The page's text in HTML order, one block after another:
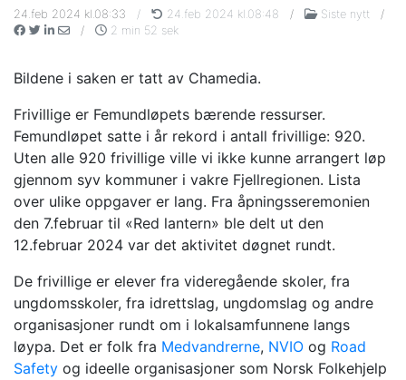
24.feb 2024 kl.08:33 / 24.feb 2024 kl.08:48 / Siste nytt
/
/
2 min 52 sek
Bildene i saken er tatt av Chamedia.
Frivillige er Femundløpets bærende ressurser.
Femundløpet satte i år rekord i antall frivillige: 920.
Uten alle 920 frivillige ville vi ikke kunne arrangert løp
gjennom syv kommuner i vakre Fjellregionen. Lista
over ulike oppgaver er lang. Fra åpningsseremonien
den 7.februar til «Red lantern» ble delt ut den
12.februar 2024 var det aktivitet døgnet rundt.
De frivillige er elever fra videregående skoler, fra
ungdomsskoler, fra idrettslag, ungdomslag og andre
organisasjoner rundt om i lokalsamfunnene langs
løypa. Det er folk fra Medvandrerne, NVIO og Road
Safety og ideelle organisasjoner som Norsk Folkehjelp